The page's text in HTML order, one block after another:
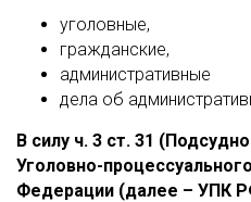
уголовные,
гражданские,
административные
дела об
В силу ч. 3 ст. 31
Уголовно-
Федерации (далее – УПК